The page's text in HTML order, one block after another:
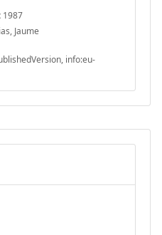
1987
Jaume
info:eu-